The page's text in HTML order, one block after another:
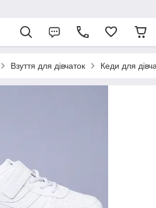
Взуття для дівчаток Кеди для